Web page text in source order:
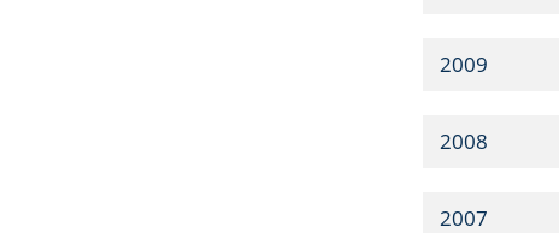
2009
2008
2007